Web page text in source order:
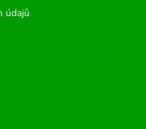
údajů